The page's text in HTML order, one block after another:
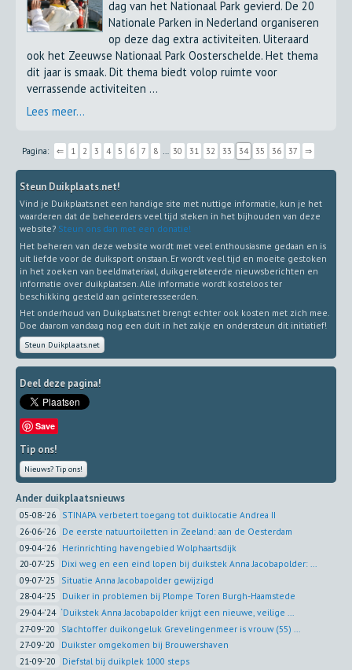
dag van het Nationaal Park gevierd. De 20
Nationale Parken in Nederland organiseren
op deze dag extra activiteiten. Uiteraard
ook het Zeeuwse Nationaal Park Oosterschelde. Het thema
dit jaar is smaak. Dit thema biedt volop ruimte voor
verrassende activiteiten ...
Lees meer...
Pagina: ⇐ 1 2 3 4 5 6 7 8 30 31 32 33 34 35 36 37 ⇒
Steun Duikplaats.net!
Vind je Duikplaats.net een handige site met nuttige informatie, kun je het
waarderen dat de beheerders veel tijd steken in het bijhouden van deze
website? Steun ons dan met een donatie!
Het beheren van deze website wordt met veel enthousiasme gedaan en is
uit liefde voor de duiksport onstaan. Er wordt veel tijd en moeite gestoken
in het zoeken van beeldmateriaal, duikgerelateerde nieuwsberichten en
informatie over duikplaatsen. Alle informatie wordt kosteloos ter
beschikking gesteld aan geïnteresseerden.
Het onderhoud van Duikplaats.net brengt echter ook kosten met zich mee.
Doe daarom vandaag nog een duit in het zakje en ondersteun dit initiatief!
Steun Duikplaats.net
Deel deze pagina!
Save
Tip ons!
Nieuws? Tip ons!
Ander duikplaatsnieuws
05-08-'26 STINAPA verbetert toegang tot duiklocatie Andrea II
26-06-'26 De eerste natuurtoiletten in Zeeland: aan de Oesterdam
09-04-'26 Herinrichting havengebied Wolphaartsdijk
20-07-'25
Dixi weg en een eind lopen bij duikstek Anna Jacobapolder: ...
09-07-'25
Situatie Anna Jacobapolder gewijzigd
28-04-'25
Duiker in problemen bij Plompe Toren Burgh-Haamstede
29-04-'24 ‘Duikstek Anna Jacobapolder krijgt een nieuwe, veilige ...
27-09-'20
Slachtoffer duikongeluk Grevelingenmeer is vrouw (55) ...
27-09-'20
Duikster omgekomen bij Brouwershaven
21-09-'20
Diefstal bij duikplek 1000 steps